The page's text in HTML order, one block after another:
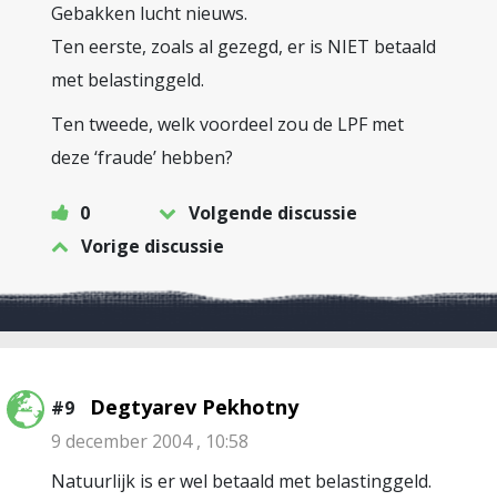
Gebakken lucht nieuws.
Ten eerste, zoals al gezegd, er is NIET betaald
met belastinggeld.
Ten tweede, welk voordeel zou de LPF met
deze ‘fraude’ hebben?
0
Volgende discussie
Vorige discussie
#9 Degtyarev Pekhotny
9 december 2004 , 10:58
Natuurlijk is er wel betaald met belastinggeld.